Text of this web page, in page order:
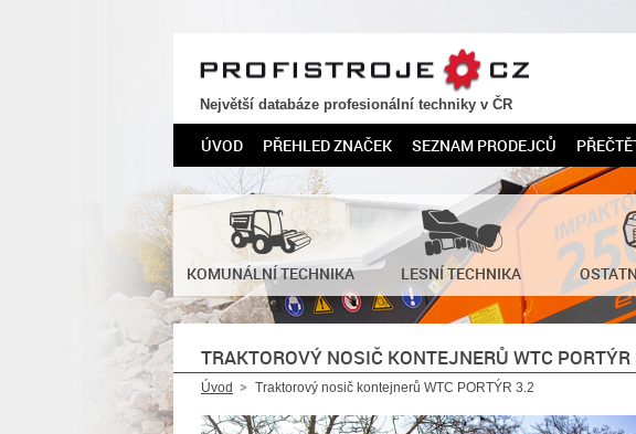
PROFISTROJE.CZ
Největší databáze profesionální techniky v ČR
ÚVOD PŘEHLED ZNAČEK SEZNAM PRODEJCŮ
KOMUNÁLNÍ TECHNIKA LESNÍ TECHNIKA
TRAKTOROVÝ NOSIČ KONTEJNERŮ WTC
Úvod Traktorový nosič kontejnerů WTC PORTÝR 3.2